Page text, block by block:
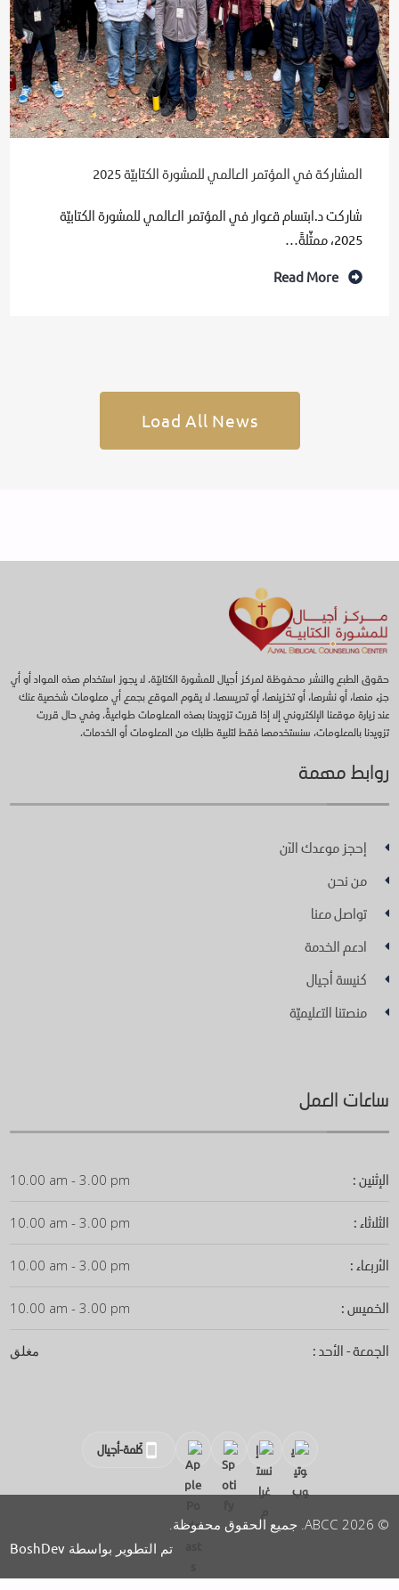
المشاركة في المؤتمر العالمي للمشورة الكتابيّة 2025
شاركت د.ابتسام قعوار في المؤتمر العالمي للمشورة الكتابيّة
2025، ممثّلةً…
Read More
Load All News
حقوق الطبع والنشر محفوظة لمركز أجيال للمشورة الكتابيّة. لا يجوز استخدام هذه المواد أو أي
جزء منها، أو نشرها، أو تخزينها، أو تدريسها. لا يقوم الموقع بجمع أي معلومات شخصية عنك
عند زيارة موقعنا الإلكتروني إلا إذا قررت تزويدنا بهذه المعلومات طواعيةً. وفي حال قررت
تزويدنا بالمعلومات، سنستخدمها فقط لتلبية طلبك من المعلومات أو الخدمات.
روابط مهمة
إحجز موعدك الآن
من نحن
تواصل معنا
ادعم الخدمة
كنيسة أجيال
منصتنا التعليميّة
ساعات العمل
الإثنين : 10.00 am - 3.00 pm
الثلاثاء : 10.00 am - 3.00 pm
الأربعاء : 10.00 am - 3.00 pm
الخميس : 10.00 am - 3.00 pm
الجمعة - الأحد : مغلق
كَلمة-أجيال
© 2026 ABCC. جميع الحقوق محفوظة.
تم التطوير بواسطة BoshDev